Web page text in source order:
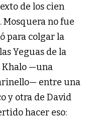
de los cien
Mosquera no fue
para colgar la
Yeguas de la
Khalo —una
entre una
y otra de David
hacer eso: